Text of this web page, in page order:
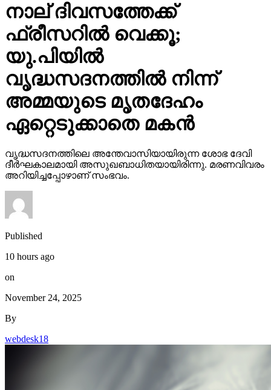
നാല് ദിവസത്തേക്ക്
ഫ്രീസറില്‍ വെക്കൂ;
യു.പിയില്‍
വൃദ്ധസദനത്തില്‍ നിന്ന്
അമ്മയുടെ മൃതദേഹം
ഏറ്റെടുക്കാതെ മകന്‍
വൃദ്ധസദനത്തിലെ അന്തേവാസിയായിരുന്ന ശോഭ ദേവി
ദീര്‍ഘകാലമായി അസുഖബാധിതയായിരിന്നു. മരണവിവരം
അറിയിച്ചപ്പോഴാണ് സംഭവം.
Published
10 hours ago
on
November 24, 2025
By
webdesk18